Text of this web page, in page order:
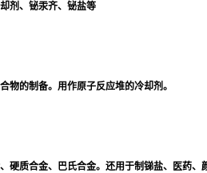
剂、铋汞齐、铋盐等
物的制备。用作原子反应堆的冷却剂。
硬质合金、巴氏合金。还用于制锑盐、医药